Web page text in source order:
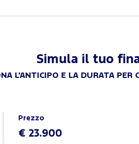
Simula il tuo
L'ANTICIPO E LA DURATA PER
Prezzo
€ 23.900